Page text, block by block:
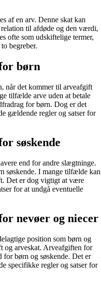
af en arv. Denne skat kan
til afdøde og den værdi,
ofte som udskiftelige termer,
begreber.
børn
når det kommer til arveafgift
tilfælde arve uden at betale
for børn. Dog er det
gældende regler og satser for
søskende
end for andre slægtninge.
søskende. I mange tilfælde kan
Det er dog vigtigt at være
for at undgå eventuelle
nevøer og niecer
position som børn og
og arveskat. Arveafgiften for
for børn og søskende. Det er
specifikke regler og satser for